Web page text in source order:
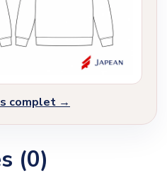
complet →
(0)